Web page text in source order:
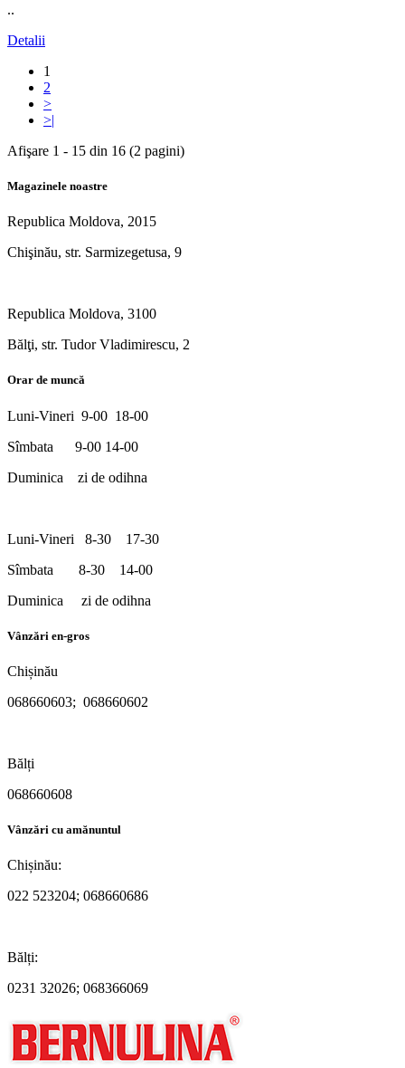
..
Detalii
1
2
>
>|
Afişare 1 - 15 din 16 (2 pagini)
Magazinele noastre
Republica Moldova, 2015
Chişinău, str. Sarmizegetusa, 9
Republica Moldova, 3100
Bălţi, str. Tudor Vladimirescu, 2
Orar de muncă
Luni-Vineri 9-00 18-00
Sîmbata 9-00 14-00
Duminica zi de odihna
Luni-Vineri 8-30 17-30
Sîmbata 8-30 14-00
Duminica zi de odihna
Vânzări en-gros
Chișinău
068660603; 068660602
Bălți
068660608
Vânzări cu amănuntul
Chișinău:
022 523204; 068660686
Bălți:
0231 32026; 068366069